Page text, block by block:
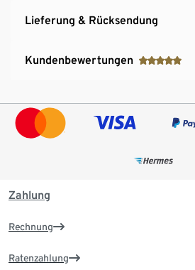
Lieferung & Rücksendung
Kundenbewertungen
Zahlung
Rechnung
Ratenzahlung